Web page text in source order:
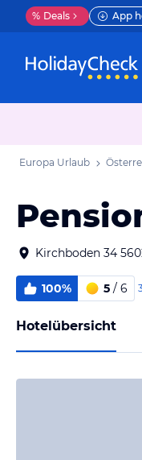
% Deals App
Europa Urlaub
Kirchboden 34
100% 5 / 6
Hotelübersicht